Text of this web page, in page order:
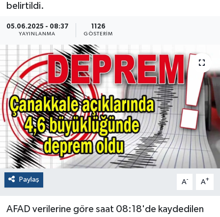
belirtildi.
05.06.2025 - 08:37
YAYINLANMA
1126
GÖSTERIM
Paylaş A- A+
AFAD verilerine göre saat 08:18'de kaydedilen
Resmi İlanlar
Sağlık